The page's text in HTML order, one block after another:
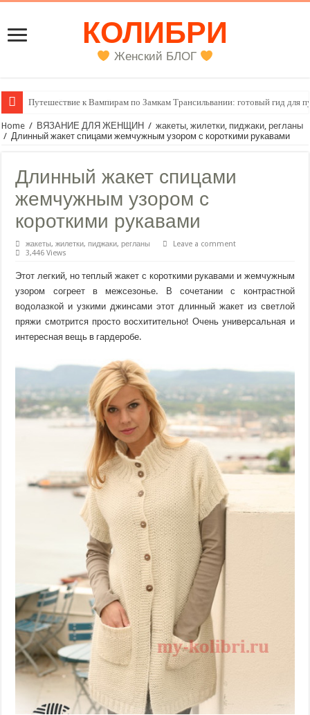
КОЛИБРИ
Женский БЛОГ
Женский внутренний голос
Home / ВЯЗАНИЕ ДЛЯ ЖЕНЩИН / жакеты, жилетки, пиджаки, регланы
/ Длинный жакет спицами жемчужным узором с короткими рукавами
Длинный жакет спицами
жемчужным узором с
короткими рукавами
жакеты, жилетки, пиджаки, регланы
Leave a comment
3,446 Views
Этот легкий, но теплый жакет с короткими рукавами и жемчужным
узором согреет в межсезонье. В сочетании с контрастной
водолазкой и узкими джинсами этот длинный жакет из светлой
пряжи смотрится просто восхитительно! Очень универсальная и
интересная вещь в гардеробе.